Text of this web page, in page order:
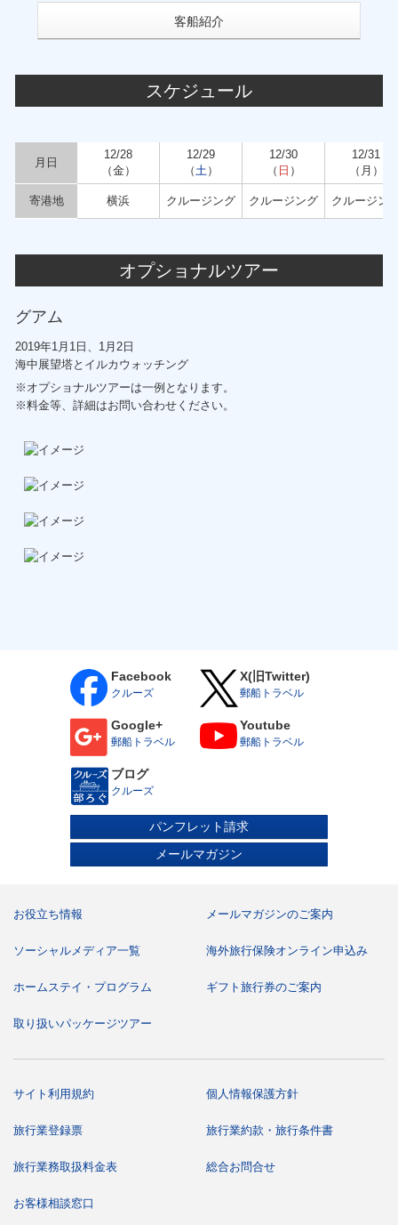
客船紹介
スケジュール
月日
12/28
（金）
12/29
（ 土 ）
12/30
（ 日 ）
12/31
（月）
寄港地 横浜 クルージング クルージング クルージン
オプショナルツアー
グアム
2019年1月1日、1月2日
海中展望塔とイルカウォッチング
※オプショナルツアーは一例となります。
※料金等、詳細はお問い合わせください。
Facebook
クルーズ
X(旧Twitter)
郵船トラベル
Google+
郵船トラベル
Youtube
郵船トラベル
ブログ
クルーズ
パンフレット請求
メールマガジン
お役立ち情報 メールマガジンのご案内
ソーシャルメディア一覧 海外旅行保険オンライン申込み
ホームステイ・プログラム ギフト旅行券のご案内
取り扱いパッケージツアー
サイト利用規約 個人情報保護方針
旅行業登録票 旅行業約款・旅行条件書
旅行業務取扱料金表 総合お問合せ
お客様相談窓口